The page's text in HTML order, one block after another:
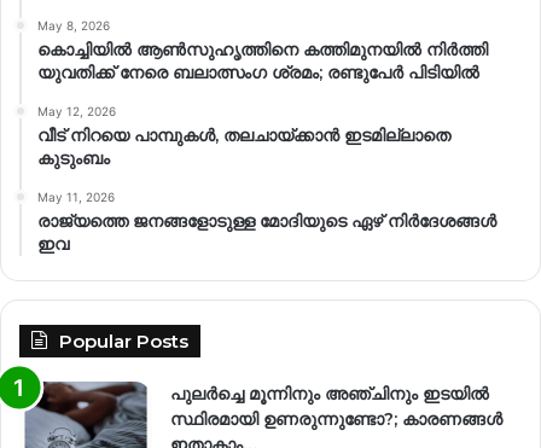
May 8, 2026
കൊച്ചിയിൽ ആൺസുഹൃത്തിനെ കത്തിമുനയിൽ നിർത്തി
യുവതിക്ക് നേരെ ബലാത്സംഗ​ ശ്രമം; രണ്ടുപേർ പിടിയിൽ
May 12, 2026
വീട് നിറയെ പാമ്പുകൾ, തലചായ്ക്കാൻ ഇടമില്ലാതെ
കുടുംബം
May 11, 2026
രാജ്യത്തെ ജനങ്ങളോടുള്ള മോദിയുടെ ഏഴ് നിര്‍ദേശങ്ങള്‍
ഇവ
Popular Posts
പുലർച്ചെ മൂന്നിനും അഞ്ചിനും ഇടയിൽ
സ്ഥിരമായി ഉണരുന്നുണ്ടോ?; കാരണങ്ങള്‍